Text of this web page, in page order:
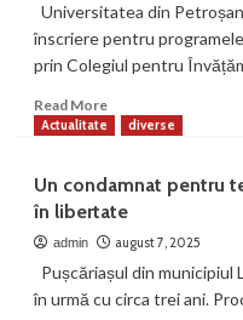
Cultură
a
Studenților
Universitatea din
înscriere pentru
prin Colegiul pentru
Read MoreRead
more
din
Petroșani
dă
startul
înscrierilor
la
Actualitate diverse
Un condamnat pentru
în libertate
admin august 7, 2025
Pușcăriașul din municipiul
în urmă cu circa trei ani.